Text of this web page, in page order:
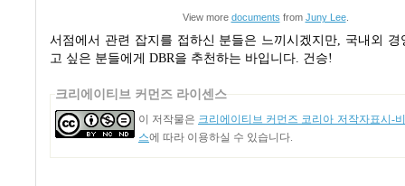
View more documents from Juny Lee.
서점에서 관련 잡지를 접하신 분들은 느끼시겠지만, 국내외 경
고 싶은 분들에게 DBR을 추천하는 바입니다. 건승!
크리에이티브 커먼즈 라이센스
이 저작물은 크리에이티브 커먼즈 코리아 저작자표시-
스에 따라 이용하실 수 있습니다.